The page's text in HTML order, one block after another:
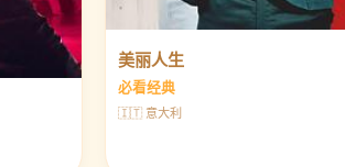
美丽人生
必看经典
🇮🇹 意大利